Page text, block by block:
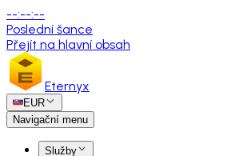
--:--:--
Poslední šance
Přejít na hlavní obsah
Eternyx
EUR
Navigační menu
Služby